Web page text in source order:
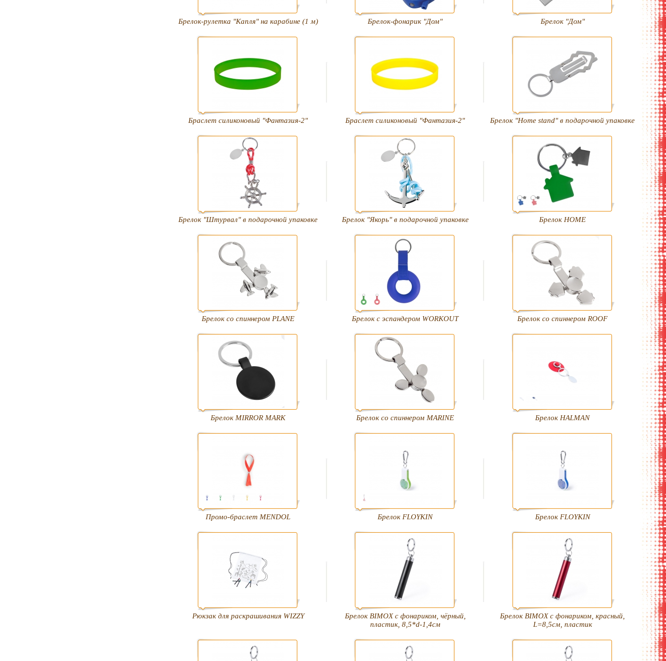
Брелок-рулетка "Капля" на карабине (1 м) Брелок-фонарик "Дом" Брелок "Дом"
Браслет силиконовый "Фантазия-2" Браслет силиконовый "Фантазия-2" Брелок "Home stand" в подарочной упаковке
Брелок "Штурвал" в подарочной упаковке Брелок "Якорь" в подарочной упаковке Брелок HOME
Брелок со спиннером PLANE Брелок с эспандером WORKOUT Брелок со спиннером ROOF
Брелок MIRROR MARK Брелок со спиннером MARINE Брелок HALMAN
Промо-браслет MENDOL Брелок FLOYKIN Брелок FLOYKIN
Рюкзак для раскрашивания WIZZY
Брелок BIMOX с фонариком, чёрный,
пластик, 8,5*d-1,4см
Брелок BIMOX с фонариком, красный,
L=8,5см, пластик